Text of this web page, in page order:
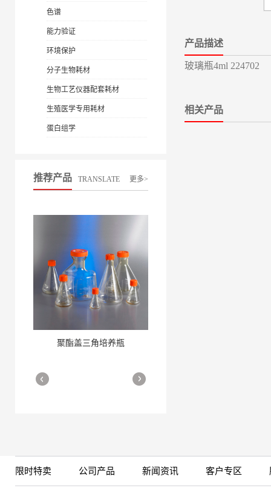
色谱
能力验证
环境保护
分子生物耗材
生物工艺仪器配套耗材
生殖医学专用耗材
蛋白组学
推荐产品 TRANSLATE 更多>
聚酯盖三角培养瓶
细胞培养瓶
More
产品描述
玻璃瓶4ml 224702
相关产品
限时特卖 公司产品 新闻资讯 客户专区